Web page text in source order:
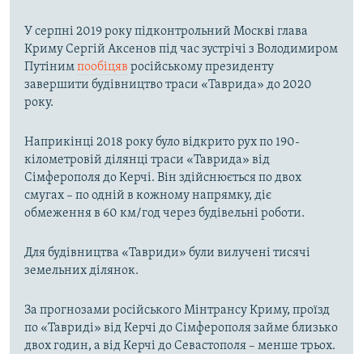
У серпні 2019 року підконтрольний Москві глава
Криму Сергій Аксенов під час зустрічі з Володимиром
Путінимпообіцяв російському президенту
завершити будівництво траси «Таврида» до 2020
року.
Наприкінці 2018 року було відкрито рух по 190-
кілометровій ділянці траси «Таврида» від
Сімферополя до Керчі. Він здійснюється по двох
смугах – по одній в кожному напрямку, діє
обмеження в 60 км/год через будівельні роботи.
Для будівництва «Тавриди» були вилучені тисячі
земельних ділянок.
За прогнозами російського Мінтрансу Криму, проїзд
по «Тавриді» від Керчі до Сімферополя займе близько
двох годин, а від Керчі до Севастополя – менше трьох.